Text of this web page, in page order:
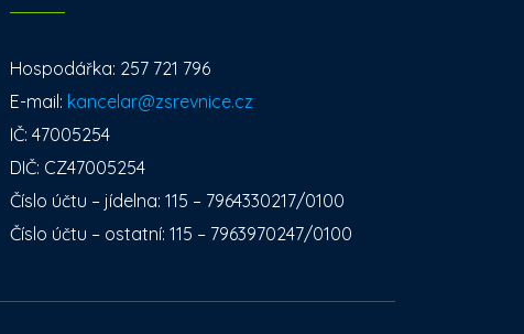
Hospodářka: 257 721 796
E-mail: kancelar@zsrevnice.cz
IČ: 47005254
DIČ: CZ47005254
Číslo účtu – jídelna: 115 – 7964330217/0100
Číslo účtu – ostatní: 115 – 7963970247/0100